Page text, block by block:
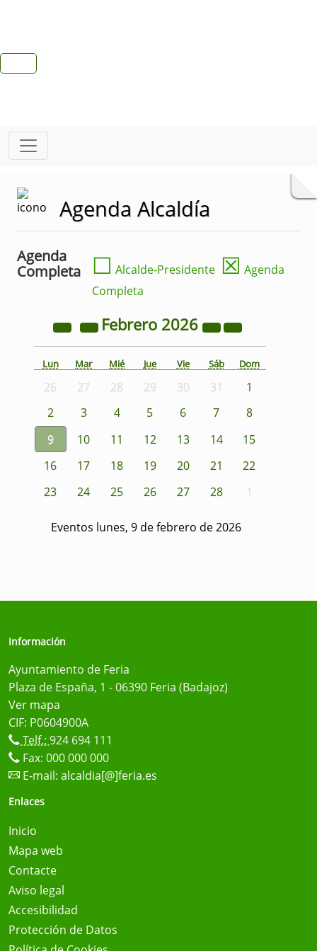
Agenda Alcaldía
Agenda
Completa
☐ Alcalde-Presidente ☒ Agenda
Completa
Febrero 2026
Lun Mar Mié Jue Vie Sáb Dom
26 27 28 29 30 31
1
2
3 4 5 6 7
8
9
10 11 12 13 14
15
16
17 18 19 20 21
22
23
24 25 26 27 28 1
Eventos lunes, 9 de febrero de 2026
Información
Ayuntamiento de Feria
Plaza de España, 1 - 06390 Feria (Badajoz)
Ver mapa
CIF: P0604900A
Telf.: 924 694 111
Fax: 000 000 000
E-mail: alcaldia[@]feria.es
Enlaces
Inicio
Mapa web
Contacte
Aviso legal
Accesibilidad
Protección de Datos